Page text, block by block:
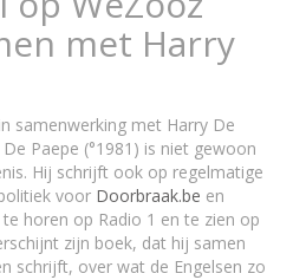
met Harry
samenwerking met Harry De
Paepe (°1981) is niet gewoon
Hij schrijft ook op regelmatige
voor Doorbraak.be en
horen op Radio 1 en te zien op
zijn boek, dat hij samen
schrijft, over wat de Engelsen zo